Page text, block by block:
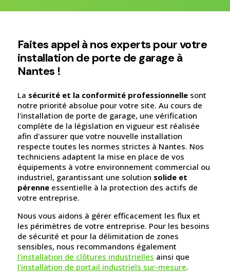
Faites appel à nos experts pour votre
installation de porte de garage à
Nantes !
La sécurité et la conformité professionnellesont
notre priorité absolue pour votre site. Au cours de
l'installation de porte de garage, une vérification
complète de la législation en vigueur est réalisée
afin d'assurer que votre nouvelle installation
respecte toutes les normes strictes à Nantes. Nos
techniciens adaptent la mise en place de vos
équipements à votre environnement commercial ou
industriel, garantissant une solution solide et
pérenneessentielle à la protection des actifs de
votre entreprise.
Nous vous aidons à gérer efficacement les flux et
les périmètres de votre entreprise. Pour les besoins
de sécurité et pour la délimitation de zones
sensibles, nous recommandons également
l'installation de clôtures industrielles ainsi que
l'installation de portail industriels sur-mesure.